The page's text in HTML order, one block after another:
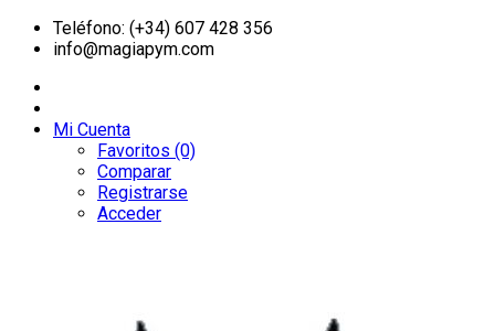
Teléfono: (+34) 607 428 356
info@magiapym.com
Mi Cuenta
Favoritos (0)
Comparar
Registrarse
Acceder